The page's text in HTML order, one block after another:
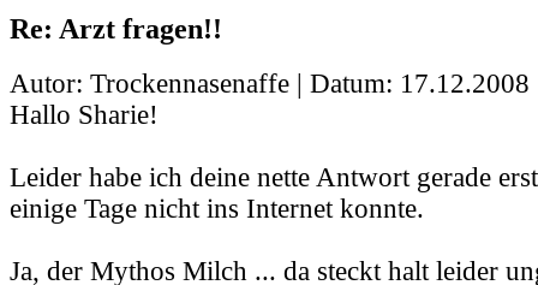
Re: Arzt fragen!!
Autor: Trockennasenaffe | Datum:
Hallo Sharie!
Leider habe ich deine nette Antwort gerade
einige Tage nicht ins Internet konnte.
Ja, der Mythos Milch ... da steckt halt leider